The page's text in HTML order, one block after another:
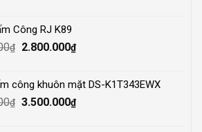
1.500.000₫.
Công RJ K89
₫
Original
3.500.000₫.
2.800.000₫Current
2.800.000₫.
công khuôn mặt DS-K1T343EWX
₫ Original
3.500.000₫Current